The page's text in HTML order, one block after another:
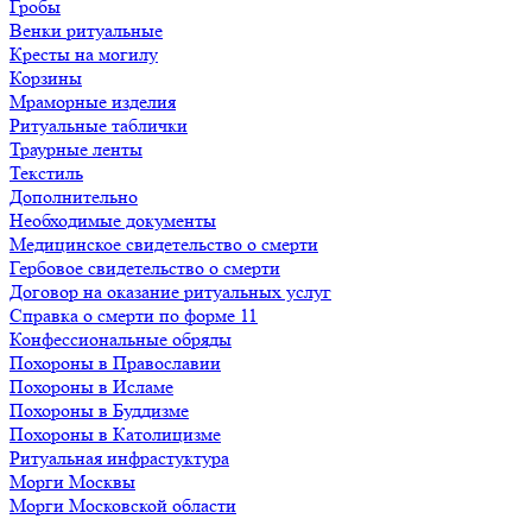
Гробы
Венки ритуальные
Кресты на могилу
Корзины
Мраморные изделия
Ритуальные таблички
Траурные ленты
Текстиль
Дополнительно
Необходимые документы
Медицинское свидетельство о смерти
Гербовое свидетельство о смерти
Договор на оказание ритуальных услуг
Справка о смерти по форме 11
Конфессиональные обряды
Похороны в Православии
Похороны в Исламе
Похороны в Буддизме
Похороны в Католицизме
Ритуальная инфрастуктура
Морги Москвы
Морги Московской области